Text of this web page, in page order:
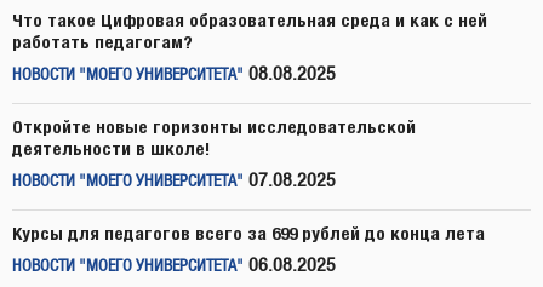
Что такое Цифровая образовательная среда и как с ней
работать педагогам?
НОВОСТИ "МОЕГО УНИВЕРСИТЕТА" 08.08.2025
Откройте новые горизонты исследовательской
деятельности в школе!
НОВОСТИ "МОЕГО УНИВЕРСИТЕТА" 07.08.2025
Курсы для педагогов всего за 699 рублей до конца лета
НОВОСТИ "МОЕГО УНИВЕРСИТЕТА" 06.08.2025